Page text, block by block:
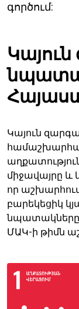
գործում:
Կայուն
միջավայրը և
որ
բարեկեցիկ
նպատակները,
ՄԱԿ-ի թիմն